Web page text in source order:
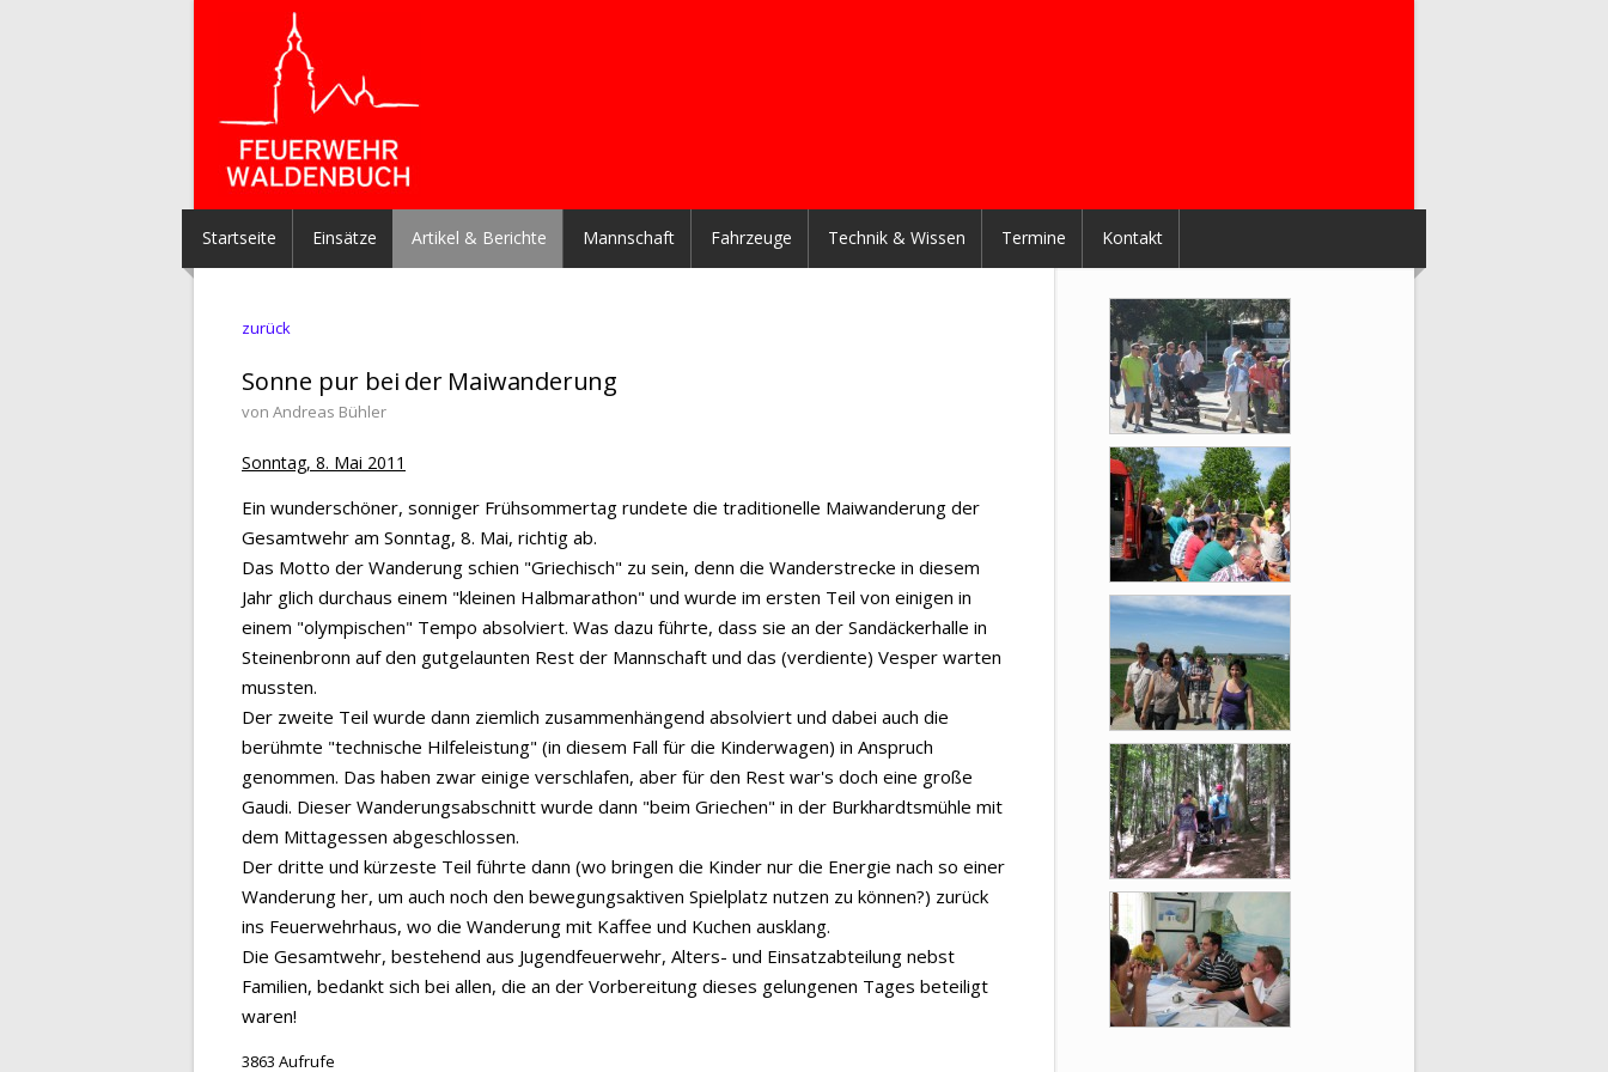
Startseite Einsätze Artikel & Berichte Mannschaft Fahrzeuge Technik & Wissen Termine Kontakt
zurück
Sonne pur bei der Maiwanderung
von Andreas Bühler
Sonntag, 8. Mai 2011
Ein wunderschöner, sonniger Frühsommertag rundete die traditionelle Maiwanderung der
Gesamtwehr am Sonntag, 8. Mai, richtig ab.
Das Motto der Wanderung schien "Griechisch" zu sein, denn die Wanderstrecke in diesem
Jahr glich durchaus einem "kleinen Halbmarathon" und wurde im ersten Teil von einigen in
einem "olympischen" Tempo absolviert. Was dazu führte, dass sie an der Sandäckerhalle in
Steinenbronn auf den gutgelaunten Rest der Mannschaft und das (verdiente) Vesper warten
mussten.
Der zweite Teil wurde dann ziemlich zusammenhängend absolviert und dabei auch die
berühmte "technische Hilfeleistung" (in diesem Fall für die Kinderwagen) in Anspruch
genommen. Das haben zwar einige verschlafen, aber für den Rest war's doch eine große
Gaudi. Dieser Wanderungsabschnitt wurde dann "beim Griechen" in der Burkhardtsmühle mit
dem Mittagessen abgeschlossen.
Der dritte und kürzeste Teil führte dann (wo bringen die Kinder nur die Energie nach so einer
Wanderung her, um auch noch den bewegungsaktiven Spielplatz nutzen zu können?) zurück
ins Feuerwehrhaus, wo die Wanderung mit Kaffee und Kuchen ausklang.
Die Gesamtwehr, bestehend aus Jugendfeuerwehr, Alters- und Einsatzabteilung nebst
Familien, bedankt sich bei allen, die an der Vorbereitung dieses gelungenen Tages beteiligt
waren!
3863 Aufrufe